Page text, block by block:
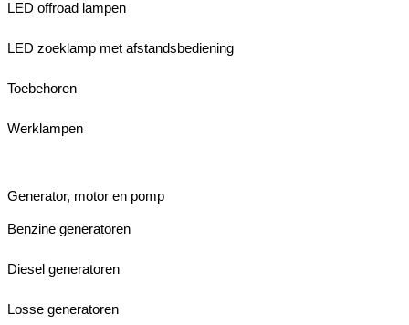
LED offroad lampen
LED zoeklamp met afstandsbediening
Toebehoren
Werklampen
Generator, motor en pomp
Benzine generatoren
Diesel generatoren
Losse generatoren